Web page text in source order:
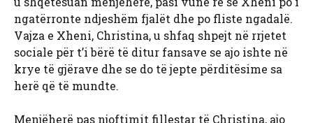
ngatërronte ndjeshëm fjalët dhe po fliste ngadalë.
Vajza e Xheni, Christina, u shfaq shpejt në rrjetet
sociale për t’i bërë të ditur fansave se ajo ishte në
krye të gjërave dhe se do të jepte përditësime sa
herë që të mundte.
Menjëherë pas njoftimit fillestar të Christina, ajo